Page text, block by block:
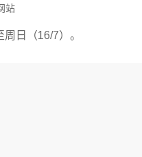
站
日（16/7）。